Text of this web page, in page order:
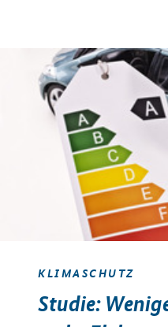
KLIMASCHUTZ
Studie: